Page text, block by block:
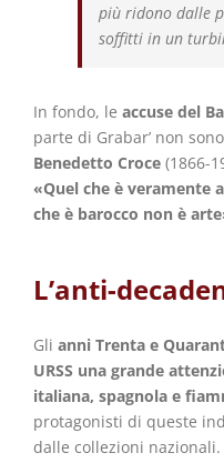
più ridono dalle
soffitti in un
In fondo, le accuse del
parte di Grabar’ non
Benedetto Croce (1866-
«Quel che è veramente
che è barocco non è
L’anti-
Gli anni Trenta e
URSS una grande
italiana, spagnola e
protagonisti di queste
dalle collezioni nazionali.